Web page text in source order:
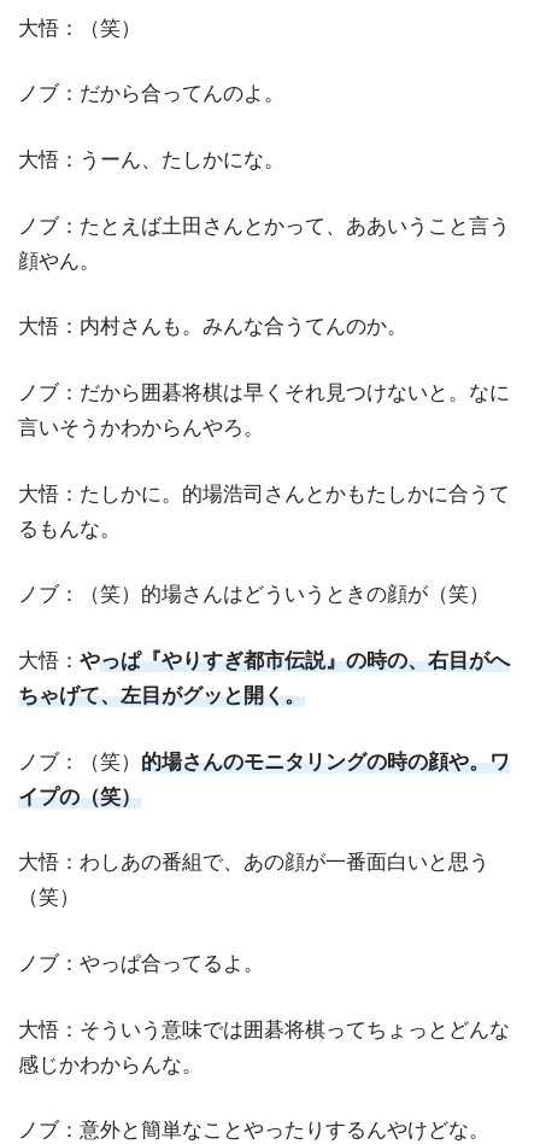
大悟：（笑）
ノブ：だから合ってんのよ。
大悟：うーん、たしかにな。
ノブ：たとえば土田さんとかって、ああいうこと言う
顔やん。
大悟：内村さんも。みんな合うてんのか。
ノブ：だから囲碁将棋は早くそれ見つけないと。なに
言いそうかわからんやろ。
大悟：たしかに。的場浩司さんとかもたしかに合うて
るもんな。
ノブ：（笑）的場さんはどういうときの顔が（笑）
大悟： やっぱ『やりすぎ都市伝説』の時の、右目がへ
ちゃげて、左目がグッと開く。
ノブ：（笑） 的場さんのモニタリングの時の顔や。ワ
イプの（笑）
大悟：わしあの番組で、あの顔が一番面白いと思う
（笑）
ノブ：やっぱ合ってるよ。
大悟：そういう意味では囲碁将棋ってちょっとどんな
感じかわからんな。
ノブ：意外と簡単なことやったりするんやけどな。